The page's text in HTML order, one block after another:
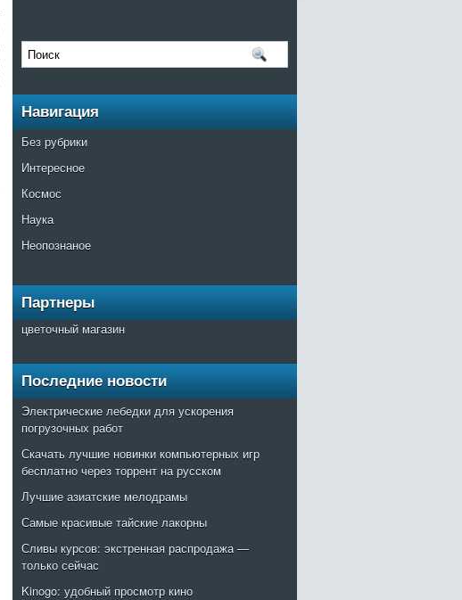
Навигация
Без рубрики
Интересное
Космос
Наука
Неопознаное
Партнеры
цветочный магазин
Последние новости
Электрические лебедки для ускорения
погрузочных работ
Скачать лучшие новинки компьютерных игр
бесплатно через торрент на русском
Лучшие азиатские мелодрамы
Самые красивые тайские лакорны
Сливы курсов: экстренная распродажа —
только сейчас
Kinogo: удобный просмотр кино